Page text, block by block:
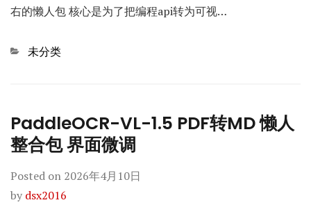
右的懒人包 核心是为了把编程api转为可视…
Categories
未分类
PaddleOCR-VL-1.5 PDF转MD 懒人
整合包 界面微调
Posted on 2026年4月10日
by dsx2016